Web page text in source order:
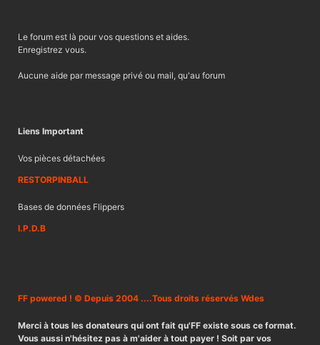
Le forum est là pour vos questions et aides.
Enregistrez vous.
Aucune aide par message privé ou mail, qu'au forum
Liens Important
Vos pièces détachées
RESTORPINBALL
Bases de données Flippers
I.P.D.B
FF powered ! © Depuis 2004 ....Tous droits réservés Wdes
Merci à tous les donateurs qui ont fait qu'FF existe sous ce format.
Vous aussi n'hésitez pas à m'aider à tout payer ! Soit par vos